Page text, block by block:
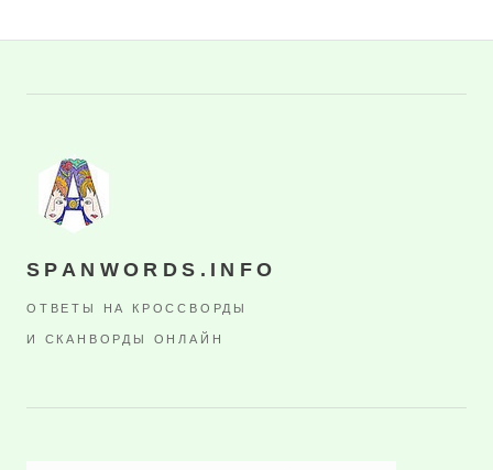
SPANWORDS.INFO
ОТВЕТЫ НА КРОССВОРДЫ
И СКАНВОРДЫ ОНЛАЙН